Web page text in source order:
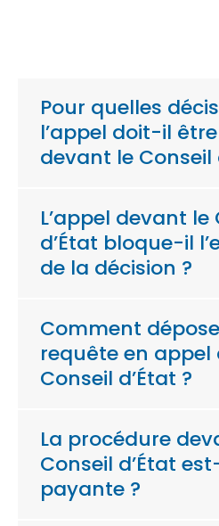
Pour quelles
l’appel doit-il
devant le Conseil
L’appel devant le
d’État bloque-il
de la décision ?
Comment
requête en appel
Conseil d’État ?
La procédure
Conseil d’État
payante ?